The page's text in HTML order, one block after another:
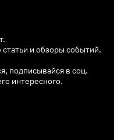
и обзоры событий.
подписывайся в соц.
интересного.